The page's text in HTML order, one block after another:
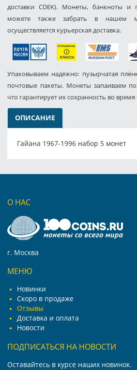
доставки CDEK). Монеты, банкноты и
можете также забрать в нашем
осуществляется курьерская доставка.
Упаковываем надёжно: пузырчатая
почтовые пакеты. Монеты запаиваем
что гарантирует их сохранность во
ОПИСАНИЕ
Гайана 1967-1996 набор 5 монет
О НАС
г. Москва
МЕНЮ
Новинки
Скоро в продаже
Отзывы
Доставка и оплата
Новости
ПОДПИСАТЬСЯ НА НОВОСТИ
Оставайтесь в курсе наших новинок.